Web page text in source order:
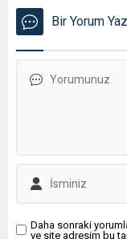
Bir Yorum
Daha sonraki
ve site adresim bu